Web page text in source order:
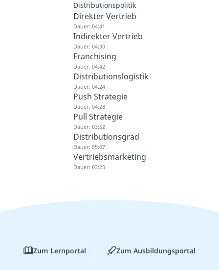
Distributionspolitik
Direkter Vertrieb
Dauer: 04:41
Indirekter Vertrieb
Dauer: 04:30
Franchising
Dauer: 04:42
Distributionslogistik
Dauer: 04:24
Push Strategie
Dauer: 04:28
Pull Strategie
Dauer: 03:52
Distributionsgrad
Dauer: 05:07
Vertriebsmarketing
Dauer: 03:25
Zum Lernportal Zum Ausbildungsportal